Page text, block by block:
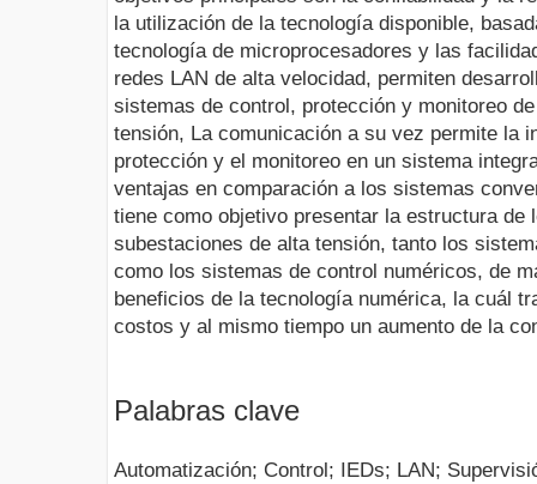
la utilización de la tecnología disponible,
tecnología de microprocesadores y las
redes LAN de alta velocidad, permiten
sistemas de control, protección y monitoreo
tensión, La comunicación a su vez permite la
protección y el monitoreo en un sistema
ventajas en comparación a los sistemas
tiene como objetivo presentar la estructura de
subestaciones de alta tensión, tanto los
como los sistemas de control numéricos, de
beneficios de la tecnología numérica, la cuál
costos y al mismo tiempo un aumento de la
Palabras clave
Automatización; Control; IEDs; LAN;